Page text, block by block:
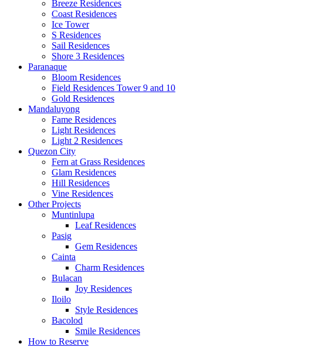
Breeze Residences
Coast Residences
Ice Tower
S Residences
Sail Residences
Shore 3 Residences
Paranaque
Bloom Residences
Field Residences Tower 9 and 10
Gold Residences
Mandaluyong
Fame Residences
Light Residences
Light 2 Residences
Quezon City
Fern at Grass Residences
Glam Residences
Hill Residences
Vine Residences
Other Projects
Muntinlupa
Leaf Residences
Pasig
Gem Residences
Cainta
Charm Residences
Bulacan
Joy Residences
Iloilo
Style Residences
Bacolod
Smile Residences
How to Reserve